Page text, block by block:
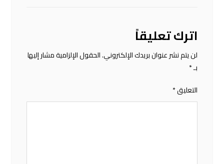
اترك تعليقاً
لن يتم نشر عنوان بريدك الإلكتروني.الحقول الإلزامية مشار إليها
بـ*
التعليق*